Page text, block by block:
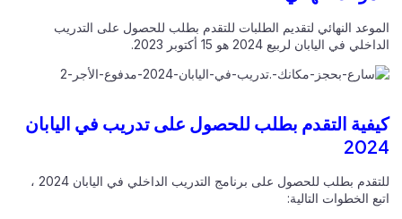
الموعد النهائي لتقديم الطلبات للتقدم بطلب للحصول على التدريب
الداخلي في اليابان لربيع 2024 هو 15 أكتوبر 2023.
كيفية التقدم بطلب للحصول على تدريب في اليابان
2024
للتقدم بطلب للحصول على برنامج التدريب الداخلي في اليابان 2024 ،
اتبع الخطوات التالية: